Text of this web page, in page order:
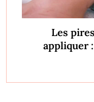
Les
appliquer